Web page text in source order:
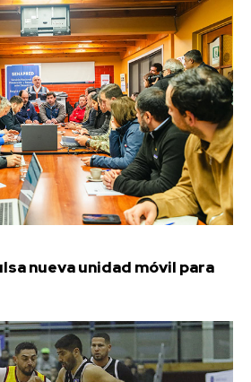
nueva unidad móvil para